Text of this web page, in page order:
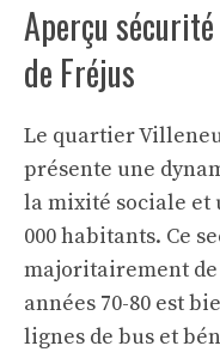
Aperçu
de Fréjus
Le quartier
présente une
la mixité sociale et
000 habitants. Ce
majoritairement de
années 70-80 est
lignes de bus et